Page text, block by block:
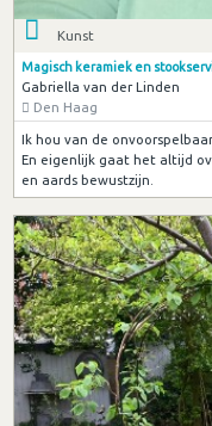
Kunst
Magisch keramiek en
Gabriella van der Linden
Den Haag
Ik hou van de
En eigenlijk gaat het altijd
en aards bewustzijn.